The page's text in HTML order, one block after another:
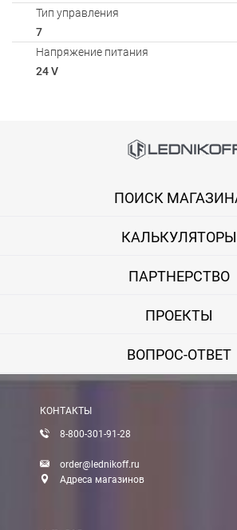
Тип управления
7
Напряжение питания
24 V
Вы можете оплатить покупку на
Оплата при получении
Вы можете оплатить заказ
Вы можете оплатить заказ по
Доставка:
ПОИСК
КАЛЬКУЛЯТОРЫ
ПАРТНЕРСТВО
ПРОЕКТЫ
ВОПРОС-ОТВЕТ
КОНТАКТЫ
8-800-301-91-28
order@lednikoff.ru
Адреса магазинов